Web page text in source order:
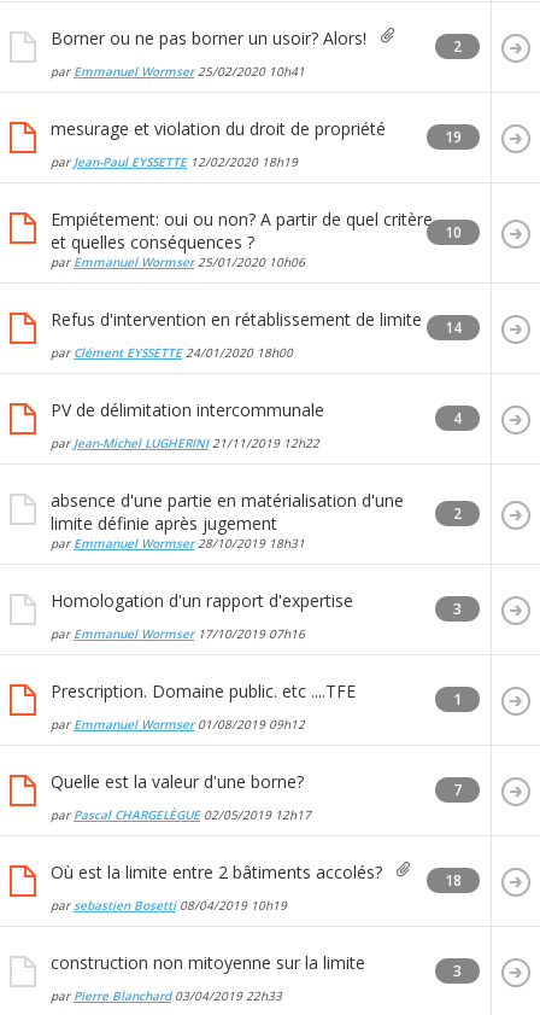
Borner ou ne pas borner un usoir? Alors!
par Emmanuel Wormser25/02/2020 10h41
2
mesurage et violation du droit de propriété
par Jean-Paul EYSSETTE12/02/2020 18h19
19
Empiétement: oui ou non? A partir de quel critère
et quelles conséquences ?
par Emmanuel Wormser25/01/2020 10h06
10
Refus d'intervention en rétablissement de limite
par Clément EYSSETTE24/01/2020 18h00
14
PV de délimitation intercommunale
par Jean-Michel LUGHERINI21/11/2019 12h22
4
absence d'une partie en matérialisation d'une
limite définie après jugement
par Emmanuel Wormser28/10/2019 18h31
2
Homologation d'un rapport d'expertise
par Emmanuel Wormser17/10/2019 07h16
3
Prescription. Domaine public. etc ....TFE
par Emmanuel Wormser01/08/2019 09h12
1
Quelle est la valeur d'une borne?
par Pascal CHARGELÈGUE02/05/2019 12h17
7
Où est la limite entre 2 bâtiments accolés?
par sebastien Bosetti08/04/2019 10h19
18
construction non mitoyenne sur la limite
par Pierre Blanchard03/04/2019 22h33
3